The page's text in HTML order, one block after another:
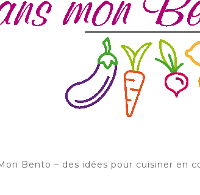
Bento – des idées pour cuisiner en